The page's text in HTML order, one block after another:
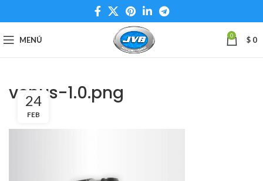
MENÚ 0 $0
venus-1.0.png
24
FEB